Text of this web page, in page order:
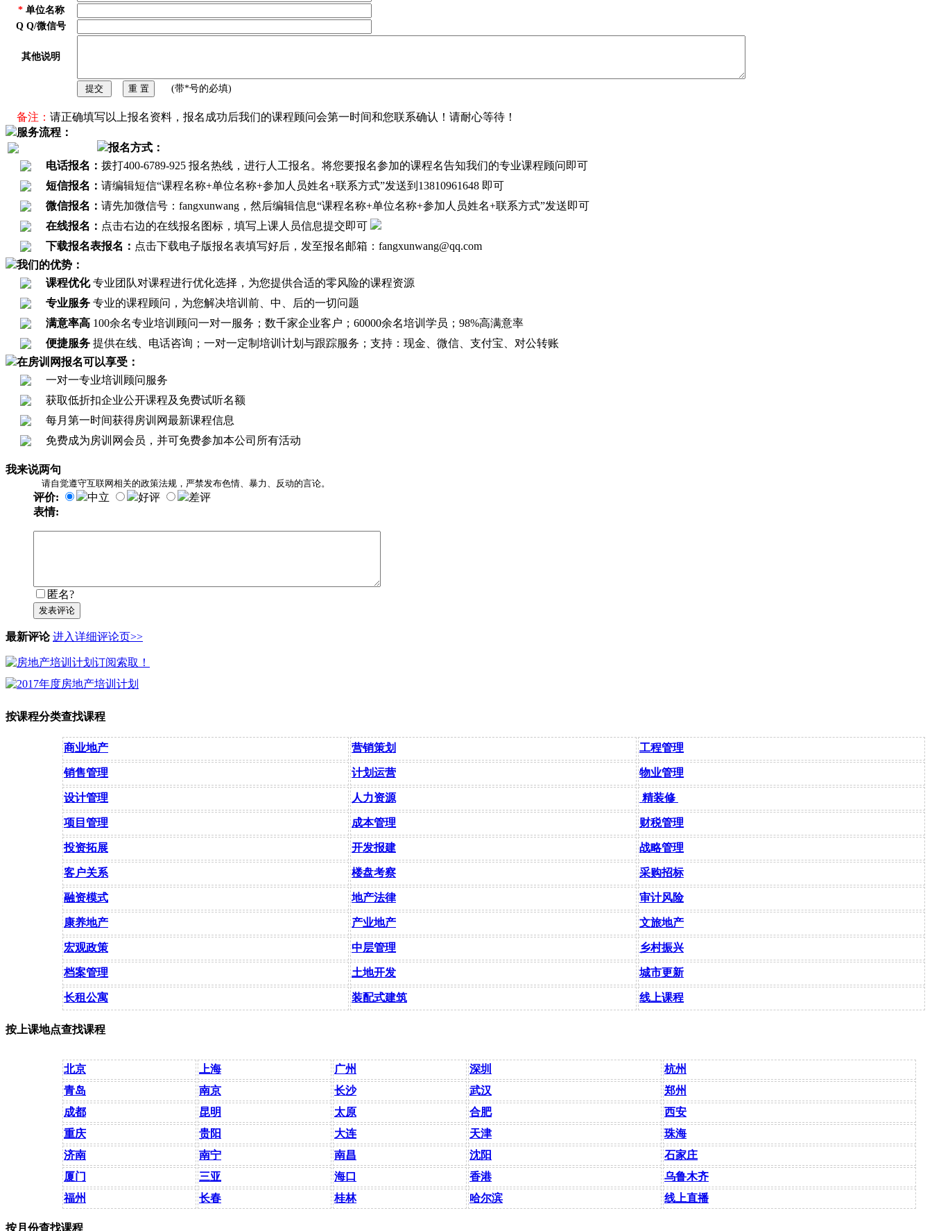
*单位名称
Q Q/微信号
其他说明
(带*号的必填)
备注： 请正确填写以上报名资料，报名成功后我们的课程顾问会第一时间和您联系确认！请耐心等待！
服务流程：
报名方式：
电话报名： 拨打400-6789-925 报名热线，进行人工报名。将您要报名参加的课程名告知我们的专业课程顾问即可
短信报名： 请编辑短信“课程名称+单位名称+参加人员姓名+联系方式”发送到13810961648 即可
微信报名： 请先加微信号：fangxunwang，然后编辑信息“课程名称+单位名称+参加人员姓名+联系方式”发送即可
在线报名： 点击右边的在线报名图标，填写上课人员信息提交即可
下载报名表报名： 点击下载电子版报名表填写好后，发至报名邮箱：fangxunwang@qq.com
我们的优势：
课程优化专业团队对课程进行优化选择，为您提供合适的零风险的课程资源
专业服务 专业的课程顾问，为您解决培训前、中、后的一切问题
满意率高 100余名专业培训顾问一对一服务；数千家企业客户；60000余名培训学员；98%高满意率
便捷服务 提供在线、电话咨询；一对一定制培训计划与跟踪服务；支持：现金、微信、支付宝、对公转账
在房训网报名可以享受：
一对一专业培训顾问服务
获取低折扣企业公开课程及免费试听名额
每月第一时间获得房训网最新课程信息
免费成为房训网会员，并可免费参加本公司所有活动
我来说两句
请自觉遵守互联网相关的政策法规，严禁发布色情、暴力、反动的言论。
评价: 中立 好评
差评
表情:
匿名?
发表评论
最新评论 进入详细评论页>>
按课程分类查找课程
商业地产 营销策划 工程管理
销售管理 计划运营 物业管理
设计管理 人力资源 精装修
项目管理 成本管理 财税管理
投资拓展 开发报建 战略管理
客户关系 楼盘考察 采购招标
融资模式 地产法律 审计风险
康养地产 产业地产 文旅地产
宏观政策 中层管理 乡村振兴
档案管理 土地开发 城市更新
长租公寓 装配式建筑 线上课程
按上课地点查找课程
北京 上海 广州 深圳
杭州
青岛
南京 长沙 武汉
郑州
成都
昆明 太原 合肥
西安
重庆
贵阳 大连 天津
珠海
济南
南宁 南昌 沈阳
石家庄
厦门
三亚 海口 香港
乌鲁木齐
福州
长春 桂林 哈尔滨 线上直播
按月份查找课程